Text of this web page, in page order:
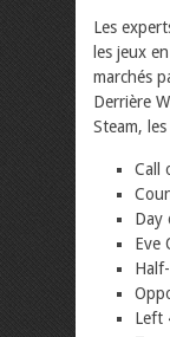
Les
les jeux
marchés
Derrière
Steam,
Call
Day
Eve
Left